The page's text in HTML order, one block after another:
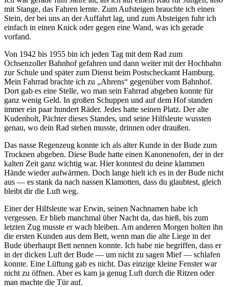
mit Stange, das Fahren lernte. Zum Aufsteigen brauchte ich einen
Stein, der bei uns an der Auffahrt lag, und zum Absteigen fuhr ich
einfach in einen Knick oder gegen eine Wand, was ich gerade
vorfand.
Von 1942 bis 1955 bin ich jeden Tag mit dem Rad zum
Ochsenzoller Bahnhof gefahren und dann weiter mit der Hochbahn
zur Schule und später zum Dienst beim Postscheckamt Hamburg.
Mein Fahrrad brachte ich zu
Ahrens
gegenüber vom Bahnhof.
Dort gab es eine Stelle, wo man sein Fahrrad abgeben konnte für
ganz wenig Geld. In großen Schuppen und auf dem Hof standen
immer ein paar hundert Räder. Jedes hatte seinen Platz. Der alte
Kudenholt, Pächter dieses Standes, und seine Hilfsleute wussten
genau, wo dein Rad stehen musste, drinnen oder draußen.
Das nasse Regenzeug konnte ich als alter Kunde in der Bude zum
Trocknen abgeben. Diese Bude hatte einen Kanonenofen, der in der
kalten Zeit ganz wichtig war. Hier konntest du deine klammen
Hände wieder aufwärmen. Doch lange hielt ich es in der Bude nicht
aus — es stank da nach nassen Klamotten, dass du glaubtest, gleich
bleibt dir die Luft weg.
Einer der Hilfsleute war Erwin, seinen Nachnamen habe ich
vergessen. Er blieb manchmal über Nacht da, das hieß, bis zum
letzten Zug musste er wach bleiben. Am anderen Morgen holten ihn
die ersten Kunden aus dem Bett, wenn man die alte Liege in der
Bude überhaupt Bett nennen konnte. Ich habe nie begriffen, dass er
in der dicken Luft der Bude — um nicht zu sagen Mief — schlafen
konnte. Eine Lüftung gab es nicht. Das einzige kleine Fenster war
nicht zu öffnen. Aber es kam ja genug Luft durch die Ritzen oder
man machte die Tür auf.